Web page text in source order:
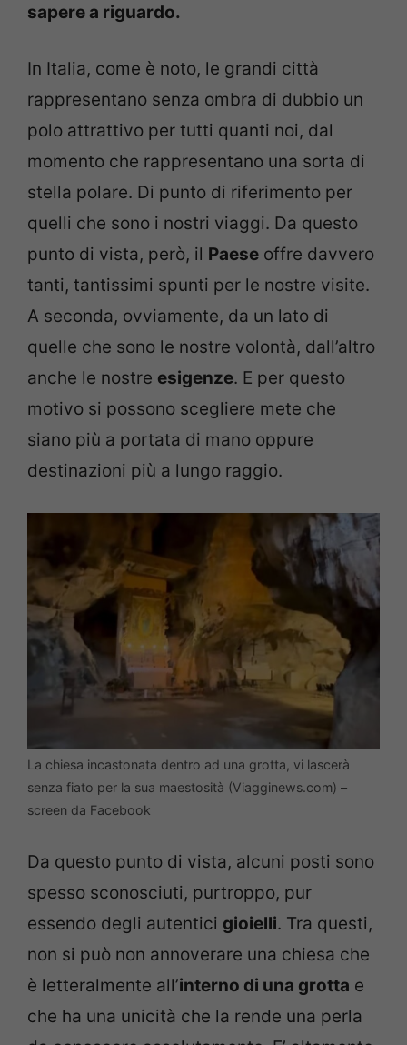
sapere a riguardo.
In Italia, come è noto, le grandi città
rappresentano senza ombra di dubbio un
polo attrattivo per tutti quanti noi, dal
momento che rappresentano una sorta di
stella polare. Di punto di riferimento per
quelli che sono i nostri viaggi. Da questo
punto di vista, però, il Paese offre davvero
tanti, tantissimi spunti per le nostre visite.
A seconda, ovviamente, da un lato di
quelle che sono le nostre volontà, dall’altro
anche le nostre esigenze. E per questo
motivo si possono scegliere mete che
siano più a portata di mano oppure
destinazioni più a lungo raggio.
La chiesa incastonata dentro ad una grotta, vi lascerà
senza fiato per la sua maestosità (Viagginews.com) –
screen da Facebook
Da questo punto di vista, alcuni posti sono
spesso sconosciuti, purtroppo, pur
essendo degli autentici gioielli. Tra questi,
non si può non annoverare una chiesa che
è letteralmente all’interno di una grotta e
che ha una unicità che la rende una perla